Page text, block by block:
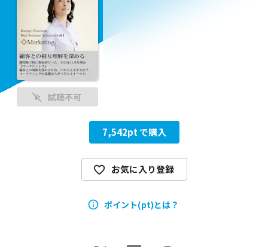
試聴不可
7,542pt で購入
お気に入り登録
ポイント(pt)とは？